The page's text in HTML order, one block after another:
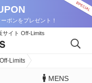
ポンをプレゼント！
サイト Off-Limits
Limits
MENS